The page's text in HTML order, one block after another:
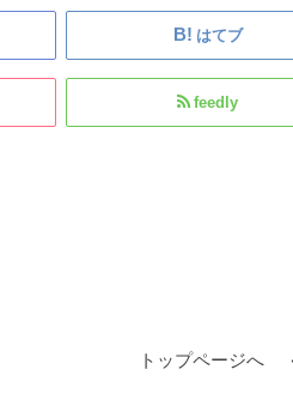
はてブ
feedly
トップページへ